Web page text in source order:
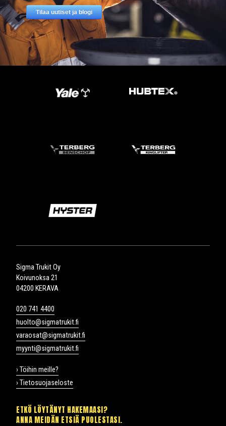
Sigma Trukit Oy
Koivunoksa 21
04200 KERAVA
020 741 4400
huolto@sigmatrukit.fi
varaosat@sigmatrukit.fi
myynti@sigmatrukit.fi
› Töihin meille?
› Tietosuojaseloste
ETKÖ LÖYTÄNYT HAKEMAASI?
ANNA MEIDÄN ETSIÄ PUOLESTASI.